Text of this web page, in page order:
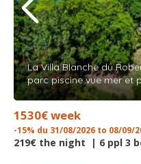
La Villa Blanche du
parc piscine vue mer et
1530€ week
-15% du 31/08/2026 to 08/09/
219€ the night | 6 ppl 3